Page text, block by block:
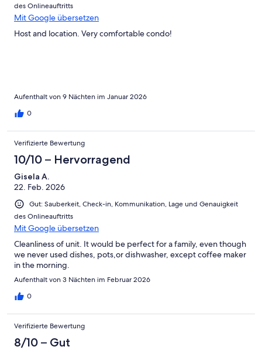
des Onlineauftritts
Mit Google übersetzen
Host and location. Very comfortable condo!
Aufenthalt von 9 Nächten im Januar 2026
0
Verifizierte Bewertung
10/10 – Hervorragend
Gisela A.
22. Feb. 2026
Gut: Sauberkeit, Check-in, Kommunikation, Lage und Genauigkeit
des Onlineauftritts
Mit Google übersetzen
Cleanliness of unit. It would be perfect for a family, even though
we never used dishes, pots,or dishwasher, except coffee maker
in the morning.
Aufenthalt von 3 Nächten im Februar 2026
0
Verifizierte Bewertung
8/10 – Gut